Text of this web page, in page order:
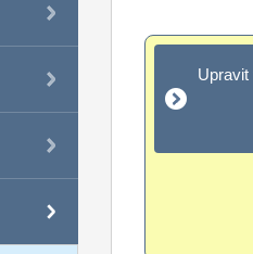
Upravit
Upravit